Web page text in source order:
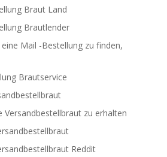
Braut Land
Brautlender
Mail -Bestellung zu finden,
Brautservice
Versandbestellbraut zu erhalten
Reddit